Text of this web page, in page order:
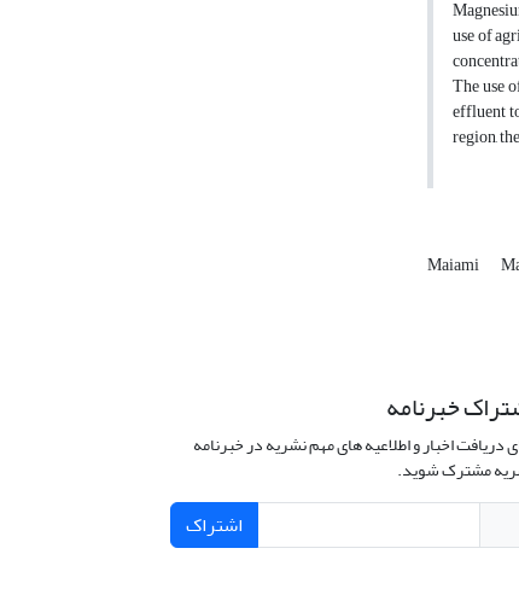
use of
The use
effluent
region,
Maiami
خبرنامه
دریافت اخبار و اطلاعیه های مهم نشریه در خبرنامه
مشترک شوید.
اشتراک